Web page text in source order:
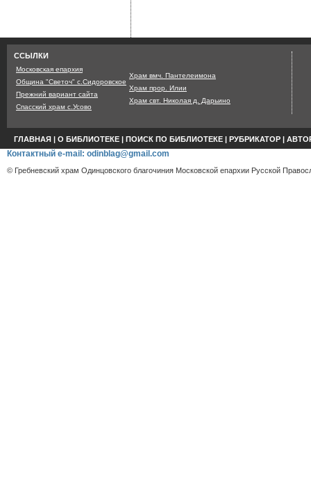
ССЫЛКИ
Московская епархия
Община "Светоч" с.Сидоровское
Прежний вариант сайта
Спасский храм с.Усово
Храм вмч. Пантелеимона
Храм прор. Илии
Храм свт. Николая д. Дарьино
ГЛАВНАЯ | О БИБЛИОТЕКЕ | ПОИСК ПО БИБЛИОТЕКЕ | РУБРИКАТОР |
Контактный e-mail: odinblag@gmail.com
© Гребневский храм Одинцовского благочиния Московской епархии Русской